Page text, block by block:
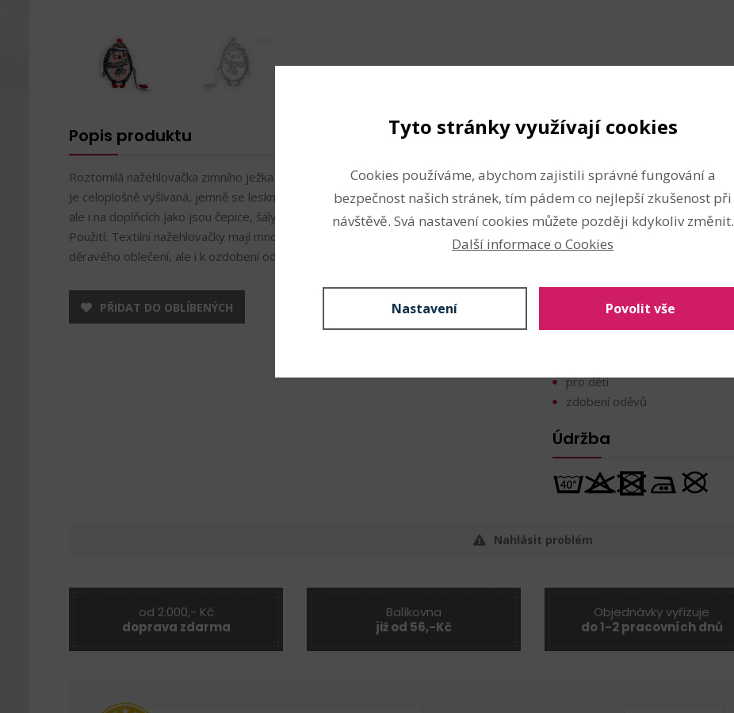
Popis produktu
Roztomilá nažehlovačka zimního ježka se sáňkami má velice kvalitní provedení.
Je celoplošně vyšívaná, jemně se leskne. Vynikne především na zimním oblečení,
ale i na doplňcích jako jsou čepice, šály, tašky a batohy.
Použití: Textilní nažehlovačky mají mnohostranné využití. Slouží nejen k opravě
děravého oblečení, ale i k ozdobení oděvů.
PŘIDAT DO OBLÍBENÝCH
Složení
polyester
nános polyetylen
Vlastnosti
Techniky
pro děti
zdobení oděvů
Údržba
Nahlásit problém
od 2.000,- Kč
doprava zdarma
Balíkovna
již od 56,-Kč
Objednávky vyřizuje
do 1-2 pracovních dnů
Tyto stránky využívají cookies
Cookies používáme, abychom zajistili správné fungování a
bezpečnost našich stránek, tím pádem co nejlepší zkušenost při
návštěvě. Svá nastavení cookies můžete později kdykoliv změnit.
Další informace o Cookies
Nastavení Povolit vše